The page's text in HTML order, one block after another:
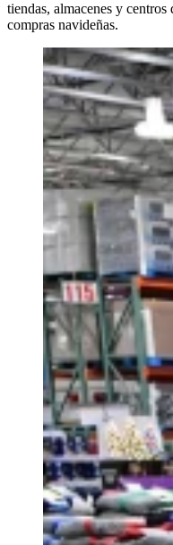
tiendas, almacenes y
compras navideñas.